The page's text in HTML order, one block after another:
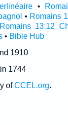
•
• Romains
Romains 13:12
• Bible Hub
1910
1744
ofCCEL.org.